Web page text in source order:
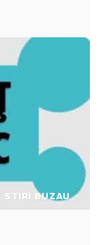
STIRI BUZAU